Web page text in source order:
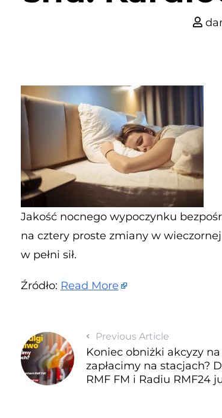
Jakość nocnego wypoczynku
na cztery proste zmiany w
w pełni sił.
Źródło: Read More
Previous Article
Koniec obniżki akcyzy
zapłacimy na stacjach?
RMF FM i Radiu RMF24